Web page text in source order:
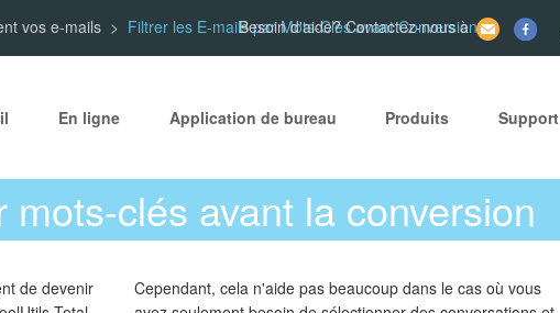
vos e-mails Filtrer les E-mails par Mots-Clés avant Conversion
Besoin d'aide? Contactez-nous à
En ligne Application de bureau Produits Support
clés avant la conversion
de devenir
Cependant, cela n'aide pas beaucoup dans le cas où vous